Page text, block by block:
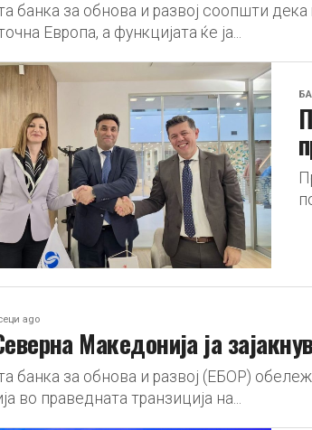
банка за обнова и развој соопшти
Европа, а функцијата ќе ја...
ago
Македонија ја
банка за обнова и развој (ЕБОР)
во праведната транзиција на...